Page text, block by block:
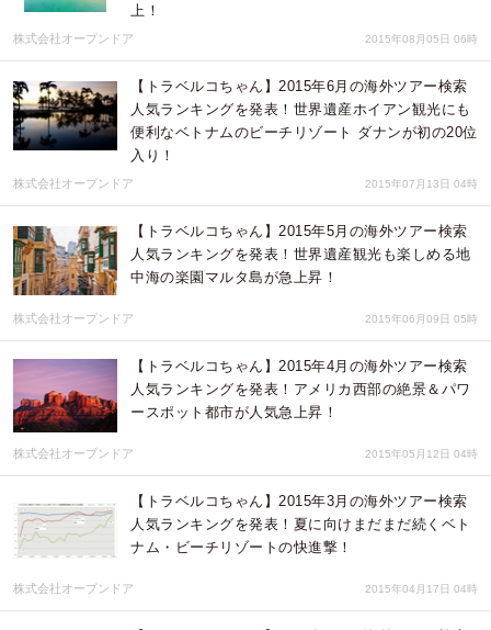
上！
株式会社オープンドア 2015年08月05日 06時
【トラベルコちゃん】2015年6月の海外ツアー検索
人気ランキングを発表！世界遺産ホイアン観光にも
便利なベトナムのビーチリゾート ダナンが初の20位
入り！
株式会社オープンドア 2015年07月13日 04時
【トラベルコちゃん】2015年5月の海外ツアー検索
人気ランキングを発表！世界遺産観光も楽しめる地
中海の楽園マルタ島が急上昇！
株式会社オープンドア 2015年06月09日 05時
【トラベルコちゃん】2015年4月の海外ツアー検索
人気ランキングを発表！アメリカ西部の絶景＆パワ
ースポット都市が人気急上昇！
株式会社オープンドア 2015年05月12日 04時
【トラベルコちゃん】2015年3月の海外ツアー検索
人気ランキングを発表！夏に向けまだまだ続くベト
ナム・ビーチリゾートの快進撃！
株式会社オープンドア 2015年04月17日 04時